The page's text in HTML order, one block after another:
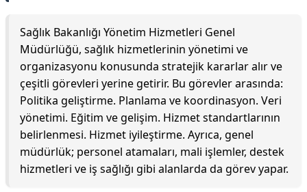
Sağlık Bakanlığı Yönetim Hizmetleri Genel
Müdürlüğü, sağlık hizmetlerinin yönetimi ve
organizasyonu konusunda stratejik kararlar alır ve
çeşitli görevleri yerine getirir. Bu görevler arasında:
Politika geliştirme. Planlama ve koordinasyon. Veri
yönetimi. Eğitim ve gelişim. Hizmet standartlarının
belirlenmesi. Hizmet iyileştirme. Ayrıca, genel
müdürlük; personel atamaları, mali işlemler, destek
hizmetleri ve iş sağlığı gibi alanlarda da görev yapar.